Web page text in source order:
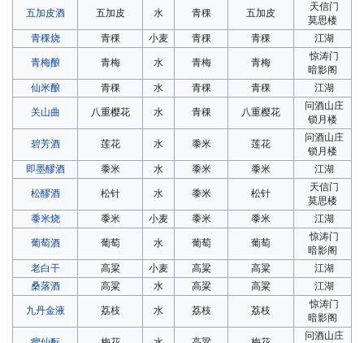
五加皮酒 五加皮 水 青稞 五加皮
天信门
莫思楼
青稞烧
青稞 小麦 青稞 青稞 江湖
青梅酿 青梅 水 青梅 青梅
惊涛门
暗影阁
仙米酿
青稞 水 青稞 青稞 江湖
关山曲 八重樱花 水 青稞 八重樱花
问酒山庄
锁月楼
碧芳酒 莲花 水 黍米 莲花
问酒山庄
锁月楼
即墨醪酒
黍米 水 黍米 黍米 江湖
松醪酒 松针 水 黍米 松针
天信门
莫思楼
黍米烧
黍米 小麦 黍米 黍米 江湖
葡萄酒 葡萄 水 葡萄 葡萄
惊涛门
暗影阁
老白干
高粱 小麦 高粱 高粱
江湖
桑落酒
高粱 水 高粱 高粱 江湖
九丹金液 荔枝 水 荔枝 荔枝
惊涛门
暗影阁
问酒山庄